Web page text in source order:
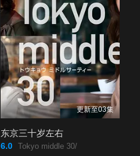
更新至03集
东京三十岁左右
6.0 Tokyo middle 30/